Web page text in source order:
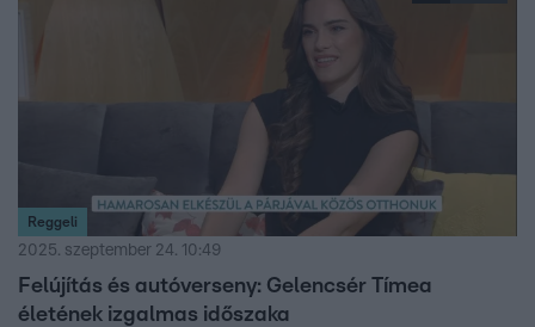
Reggeli
2025. szeptember 24. 10:49
Felújítás és autóverseny: Gelencsér Tímea
életének izgalmas időszaka